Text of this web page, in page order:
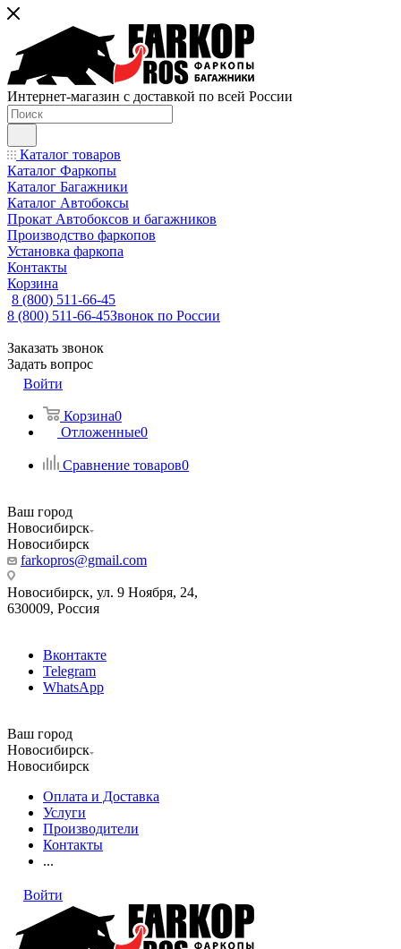
Интернет-магазин с доставкой по всей России
Каталог товаров
Каталог Фаркопы
Каталог Багажники
Каталог Автобоксы
Прокат Автобоксов и багажников
Производство фаркопов
Установка фаркопа
Контакты
Корзина
8 (800) 511-66-45
8 (800) 511-66-45Звонок по России
Заказать звонок
Задать вопрос
Войти
Корзина0
Отложенные0
Сравнение товаров0
Ваш город
Новосибирск
Новосибирск
farkopros@gmail.com
Новосибирск, ул. 9 Ноября, 24,
630009, Россия
Вконтакте
Telegram
WhatsApp
Ваш город
Новосибирск
Новосибирск
Оплата и Доставка
Услуги
Производители
Контакты
...
Войти